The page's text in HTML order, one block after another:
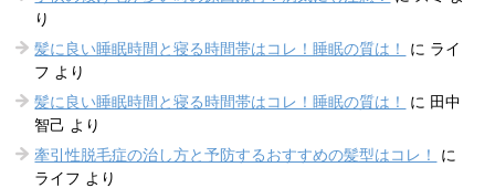
り
髪に良い睡眠時間と寝る時間帯はコレ！睡眠の質は！
に ライ
フ より
髪に良い睡眠時間と寝る時間帯はコレ！睡眠の質は！
に 田中
智己 より
牽引性脱毛症の治し方と予防するおすすめの髪型はコレ！
に
ライフ より